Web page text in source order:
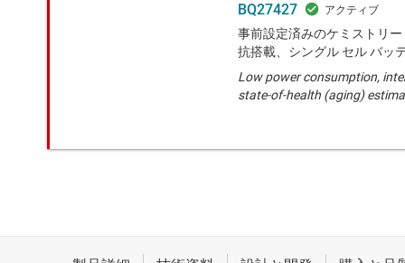
BQ27427
事前設定済みのケミストリ
抗搭載、シングル セル バッ
Low power consumption,
state-of-health (aging)